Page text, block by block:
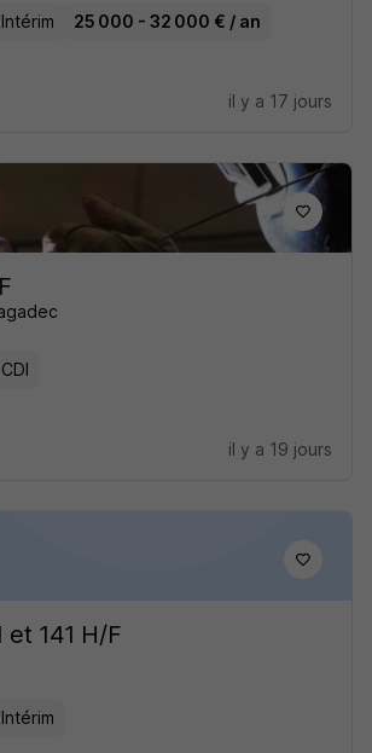
Intérim 25 000 - 32 000 € / an
il y a 17 jours
CDI
il y a 19 jours
et 141 H/F
Intérim